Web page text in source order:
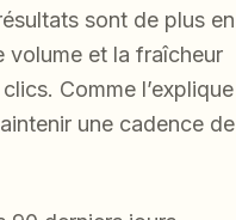
sont de plus en
volume et la fraîcheur
Comme l’explique
une cadence de